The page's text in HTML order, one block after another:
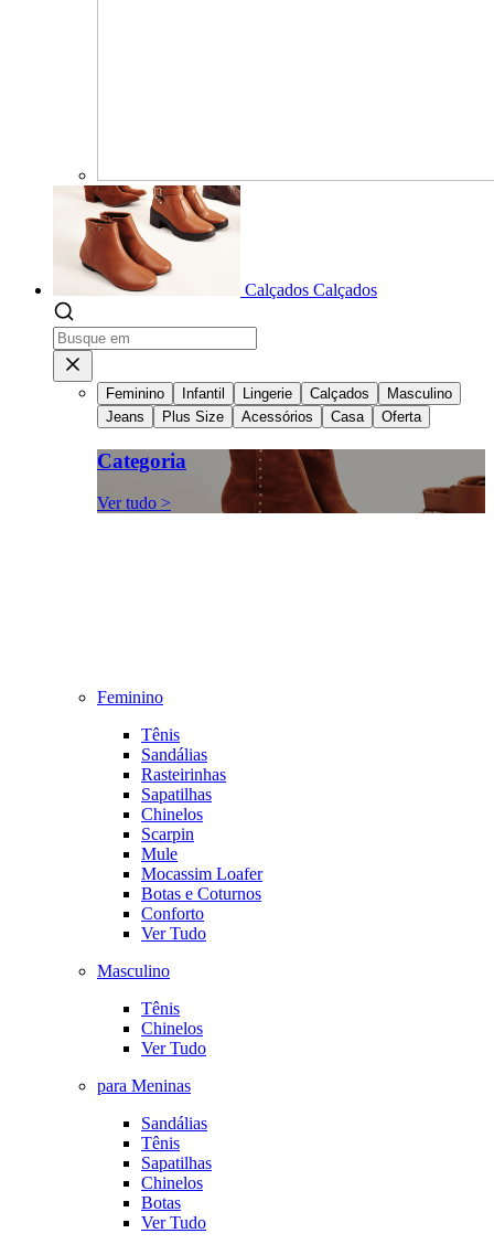
Calçados Calçados
Feminino Infantil Lingerie Calçados
Masculino
Jeans
Plus Size Acessórios Casa Oferta
Categoria
Ver tudo >
Feminino
Tênis
Sandálias
Rasteirinhas
Sapatilhas
Chinelos
Scarpin
Mule
Mocassim Loafer
Botas e Coturnos
Conforto
Ver Tudo
Masculino
Tênis
Chinelos
Ver Tudo
para Meninas
Sandálias
Tênis
Sapatilhas
Chinelos
Botas
Ver Tudo